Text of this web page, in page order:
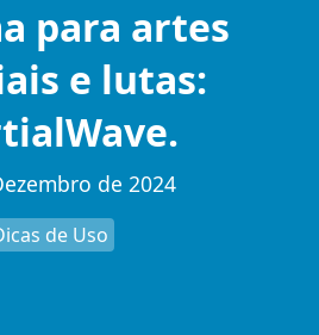
para artes
e lutas:
de 2024
de Uso